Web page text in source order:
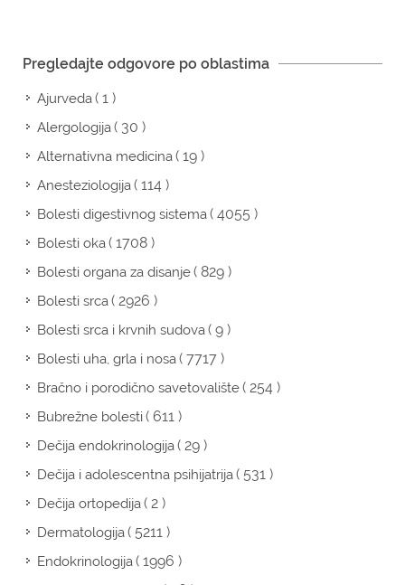
Pregledajte odgovore po oblastima
Ajurveda( 1 )
Alergologija( 30 )
Alternativna medicina( 19 )
Anesteziologija( 114 )
Bolesti digestivnog sistema( 4055 )
Bolesti oka( 1708 )
Bolesti organa za disanje( 829 )
Bolesti srca( 2926 )
Bolesti srca i krvnih sudova( 9 )
Bolesti uha, grla i nosa( 7717 )
Bračno i porodično savetovalište( 254 )
Bubrežne bolesti( 611 )
Dečija endokrinologija( 29 )
Dečija i adolescentna psihijatrija( 531 )
Dečija ortopedija( 2 )
Dermatologija( 5211 )
Endokrinologija( 1996 )